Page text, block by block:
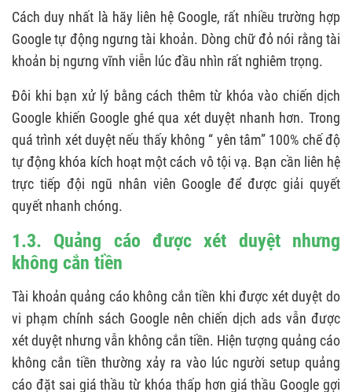
Cách duy nhất là hãy liên hệ Google, rất nhiều trường hợp
Google tự động ngưng tài khoản. Dòng chữ đỏ nói rằng tài
khoản bị ngưng vĩnh viễn lúc đầu nhìn rất nghiêm trọng.
Đôi khi bạn xử lý bằng cách thêm từ khóa vào chiến dịch
Google khiến Google ghé qua xét duyệt nhanh hơn. Trong
quá trình xét duyệt nếu thấy không “ yên tâm” 100% chế độ
tự động khóa kích hoạt một cách vô tội vạ. Bạn cần liên hệ
trực tiếp đội ngũ nhân viên Google để được giải quyết
quyết nhanh chóng.
1.3. Quảng cáo được xét duyệt nhưng
không cắn tiền
Tài khoản quảng cáo không cắn tiền khi được xét duyệt do
vi phạm chính sách Google nên chiến dịch ads vẫn được
xét duyệt nhưng vẫn không cắn tiền. Hiện tượng quảng cáo
không cắn tiền thường xảy ra vào lúc người setup quảng
cáo đặt sai giá thầu từ khóa thấp hơn giá thầu Google gợi